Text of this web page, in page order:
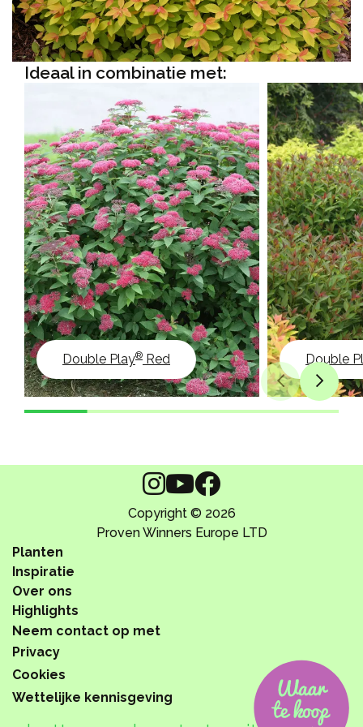
Ideaal in combinatie met:
Double Play® Red Double
Copyright © 2026
Proven Winners Europe LTD
Planten
Inspiratie
Over ons
Privacy
Cookies
Wettelijke kennisgeving
Highlights
Neem contact op met